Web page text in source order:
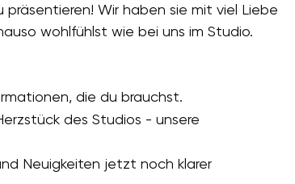
präsentieren! Wir haben sie mit viel Liebe
wohlfühlst wie bei uns im Studio.
die du brauchst.
des Studios - unsere
Neuigkeiten jetzt noch klarer